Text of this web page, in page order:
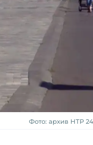
Фото: архив НТР 24